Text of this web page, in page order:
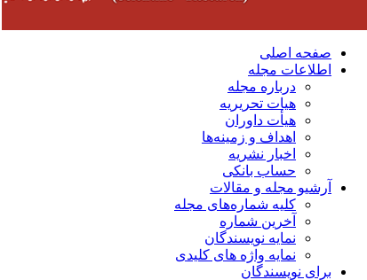
صفحه اصلی
اطلاعات مجله
درباره مجله
هیات تحریریه
هیأت داوران
اهداف و زمینه‌ها
اخبار نشریه
حساب بانکی
آرشیو مجله و مقالات
کلیه شماره‌های مجله
آخرین شماره
نمایه نویسندگان
نمایه واژه های کلیدی
برای نویسندگان